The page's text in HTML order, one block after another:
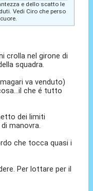
e dello scatto le
Vedi Ciro che perso
crolla nel girone di
squadra.
va venduto)
che é tutto
dei limiti
manovra.
che tocca quasi i
Per lottare per il